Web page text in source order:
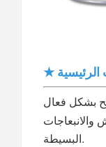
الرئيسية
بشكل فعال
والانبعاجات
البسيطة.